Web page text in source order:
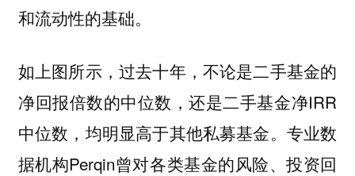
和流动性的基础。
如上图所示， 过去十年，不论是二手基金的
净回报倍数的中位数，还是二手基金净IRR
中位数， 均明显高于其他私募基金。专业数
据机构Perqin曾对各类基金的风险、投资回